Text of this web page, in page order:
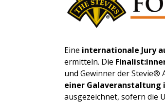
Eine internationale Jury
ermitteln. Die
und Gewinner der Stevie®
einer Galaveranstaltung
ausgezeichnet, sofern die